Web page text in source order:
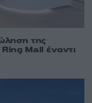
της
Mall έναντι